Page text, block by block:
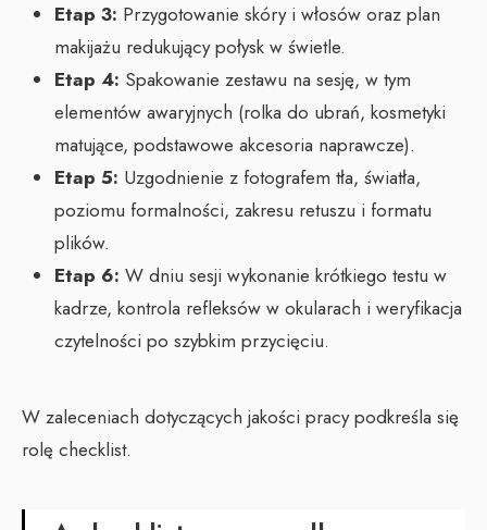
Etap 3: Przygotowanie skóry i włosów oraz plan
makijażu redukujący połysk w świetle.
Etap 4: Spakowanie zestawu na sesję, w tym
elementów awaryjnych (rolka do ubrań, kosmetyki
matujące, podstawowe akcesoria naprawcze).
Etap 5: Uzgodnienie z fotografem tła, światła,
poziomu formalności, zakresu retuszu i formatu
plików.
Etap 6: W dniu sesji wykonanie krótkiego testu w
kadrze, kontrola refleksów w okularach i weryfikacja
czytelności po szybkim przycięciu.
W zaleceniach dotyczących jakości pracy podkreśla się
rolę checklist.